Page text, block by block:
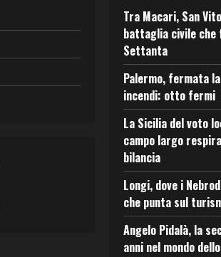
Tra Macari, San
battaglia civile che
Settanta
Palermo, fermata
incendi: otto fermi
La Sicilia del voto
campo largo
bilancia
Longi, dove i
che punta sul
Angelo Pidalà, la
anni nel mondo